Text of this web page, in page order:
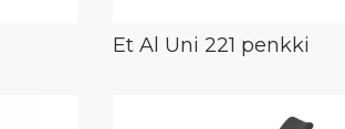
Et Al Uni 221 penkki